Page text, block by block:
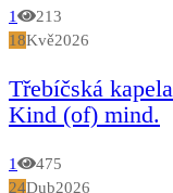
1
213
18Kvě2026
Třebíčská
Kind (of) mind.
1
475
24Dub2026